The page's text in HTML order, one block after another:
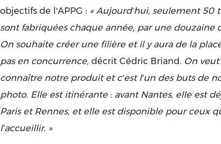
objectifs de l’APPG : « Aujourd’hui, seulement 50
sont fabriquées chaque année, par une douzaine
On souhaite créer une filière et il y aura de la
pas en concurrence, décrit Cédric Briand. On veut
connaître notre produit et c’est l’un des buts de
photo. Elle est itinérante : avant Nantes, elle est
Paris et Rennes, et elle est disponible pour ceux
l’accueillir. »